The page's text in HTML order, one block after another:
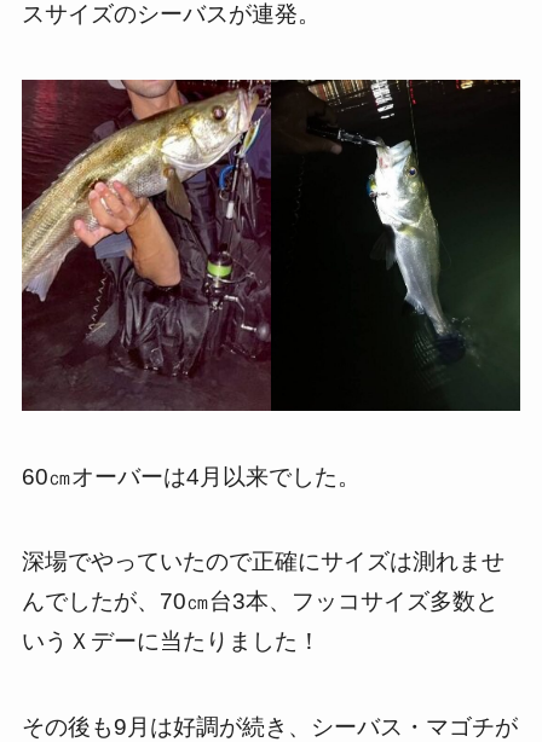
スサイズのシーバスが連発。
60㎝オーバーは4月以来でした。
深場でやっていたので正確にサイズは測れませ
んでしたが、70㎝台3本、フッコサイズ多数と
いうＸデーに当たりました！
その後も9月は好調が続き、シーバス・マゴチが